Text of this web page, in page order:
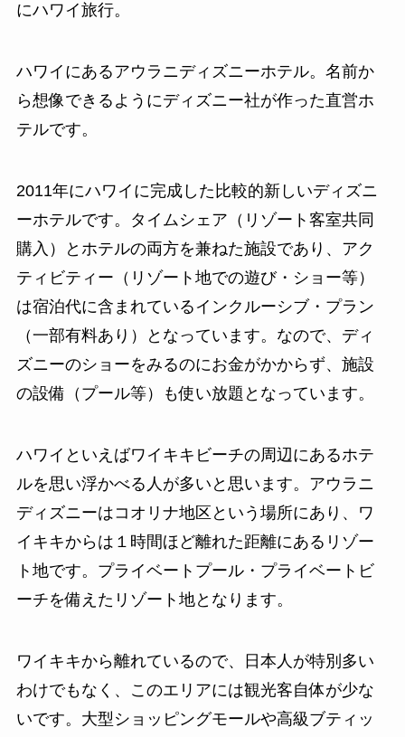
にハワイ旅行。
ハワイにあるアウラニディズニーホテル。名前か
ら想像できるようにディズニー社が作った直営ホ
テルです。
2011年にハワイに完成した比較的新しいディズニ
ーホテルです。タイムシェア（リゾート客室共同
購入）とホテルの両方を兼ねた施設であり、アク
ティビティー（リゾート地での遊び・ショー等）
は宿泊代に含まれているインクルーシブ・プラン
（一部有料あり）となっています。なので、ディ
ズニーのショーをみるのにお金がかからず、施設
の設備（プール等）も使い放題となっています。
ハワイといえばワイキキビーチの周辺にあるホテ
ルを思い浮かべる人が多いと思います。アウラニ
ディズニーはコオリナ地区という場所にあり、ワ
イキキからは１時間ほど離れた距離にあるリゾー
ト地です。プライベートプール・プライベートビ
ーチを備えたリゾート地となります。
ワイキキから離れているので、日本人が特別多い
わけでもなく、このエリアには観光客自体が少な
いです。大型ショッピングモールや高級ブティッ